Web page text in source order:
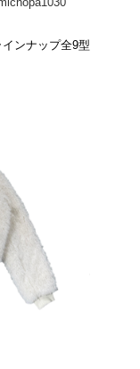
ンナップ全9型